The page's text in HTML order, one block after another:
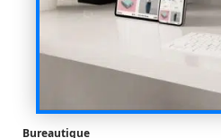
Bureautique